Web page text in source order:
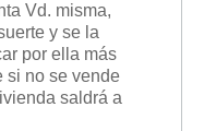
Vd. misma,
y se la
por ella más
si no se vende
saldrá a